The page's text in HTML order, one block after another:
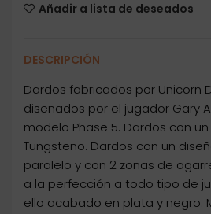
Añadir a lista de deseados
DESCRIPCIÓN
Dardos fabricados por Unicorn
diseñados por el jugador Gary
modelo Phase 5. Dardos con
Tungsteno. Dardos con un
paralelo y con 2 zonas de
a la perfección a todo tipo de
ello acabado en plata y negro.